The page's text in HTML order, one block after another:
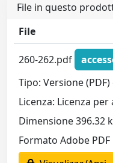
File in questo
File
260-262.pdf
Tipo: Versione
Licenza: Licenza
Dimensione 396.32
Formato Adobe PDF